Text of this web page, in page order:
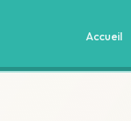
Accueil